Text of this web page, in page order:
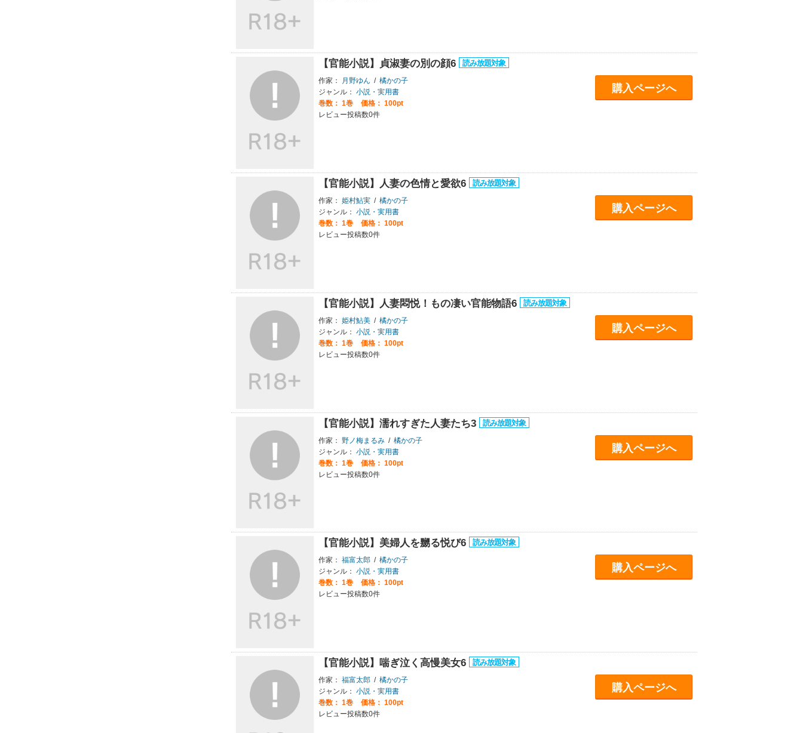
【官能小説】貞淑妻の別の顔6
作家： 月野ゆん / 橘かの子
ジャンル： 小説・実用書
巻数： 1巻
価格： 100pt
レビュー投稿数0件
購入ページへ
【官能小説】人妻の色情と愛欲6
作家： 姫村鮎実 / 橘かの子
ジャンル： 小説・実用書
巻数： 1巻
価格： 100pt
レビュー投稿数0件
購入ページへ
【官能小説】人妻悶悦！もの凄い官能物語6
作家： 姫村鮎美 / 橘かの子
ジャンル： 小説・実用書
巻数： 1巻
価格： 100pt
レビュー投稿数0件
購入ページへ
【官能小説】濡れすぎた人妻たち3
作家： 野ノ梅まるみ / 橘かの子
ジャンル： 小説・実用書
巻数： 1巻
価格： 100pt
レビュー投稿数0件
購入ページへ
【官能小説】美婦人を嬲る悦び6
作家： 福富太郎 / 橘かの子
ジャンル： 小説・実用書
巻数： 1巻
価格： 100pt
レビュー投稿数0件
購入ページへ
【官能小説】喘ぎ泣く高慢美女6
作家： 福富太郎 / 橘かの子
ジャンル： 小説・実用書
巻数： 1巻
価格： 100pt
レビュー投稿数0件
購入ページへ